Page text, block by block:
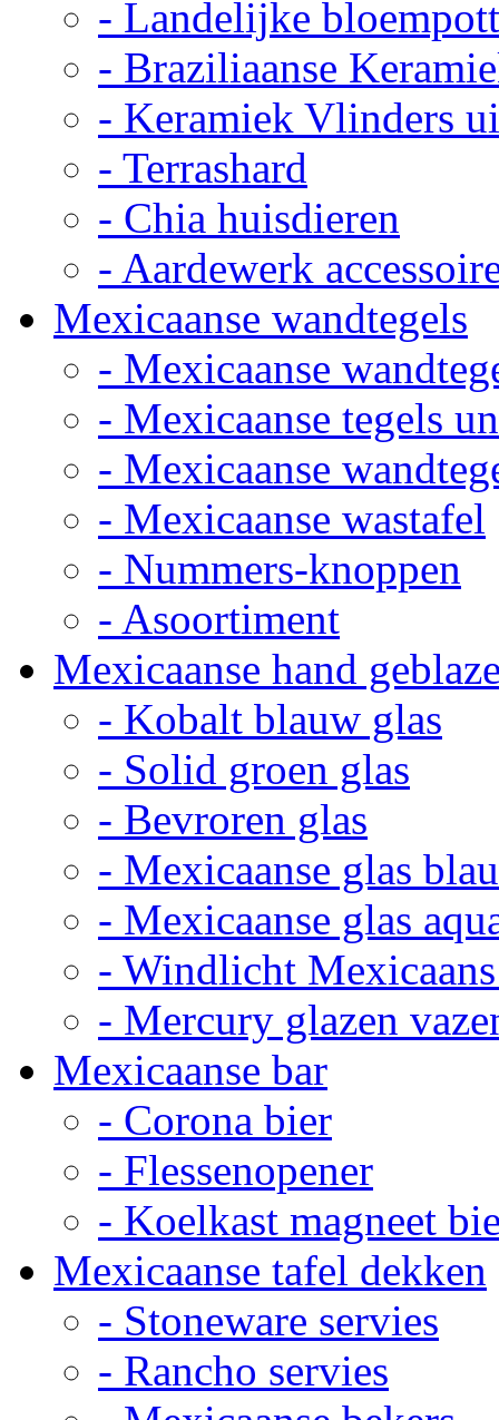
- Landelijke
- Braziliaanse
- Keramiek Vlinders
- Terrashard
- Chia huisdieren
- Aardewerk
Mexicaanse wandtegels
- Mexicaanse
- Mexicaanse tegels
- Mexicaanse
- Mexicaanse wastafel
- Nummers-knoppen
- Asoortiment
Mexicaanse hand
- Kobalt blauw glas
- Solid groen glas
- Bevroren glas
- Mexicaanse glas
- Mexicaanse glas
- Windlicht
- Mercury glazen
Mexicaanse bar
- Corona bier
- Flessenopener
- Koelkast magneet
Mexicaanse tafel dekken
- Stoneware servies
- Rancho servies